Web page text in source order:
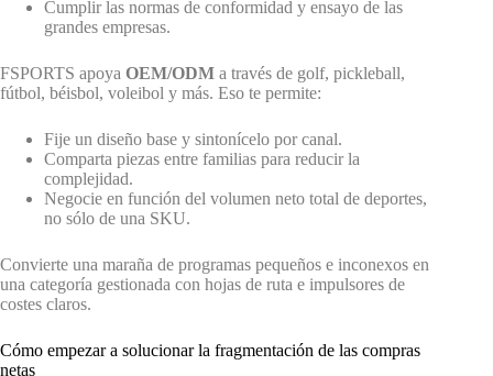
Cumplir las normas de conformidad y ensayo de las
grandes empresas.
FSPORTS apoya OEM/ODM a través de golf, pickleball,
fútbol, béisbol, voleibol y más. Eso te permite:
Fije un diseño base y sintonícelo por canal.
Comparta piezas entre familias para reducir la
complejidad.
Negocie en función del volumen neto total de deportes,
no sólo de una SKU.
Convierte una maraña de programas pequeños e inconexos en
una categoría gestionada con hojas de ruta e impulsores de
costes claros.
Cómo empezar a solucionar la fragmentación de las compras
netas